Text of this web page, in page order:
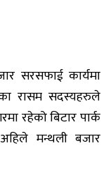
सरसफाई कार्यमा
रासम सदस्यहरुले
रहेको बिटार पार्क
मन्थली बजार